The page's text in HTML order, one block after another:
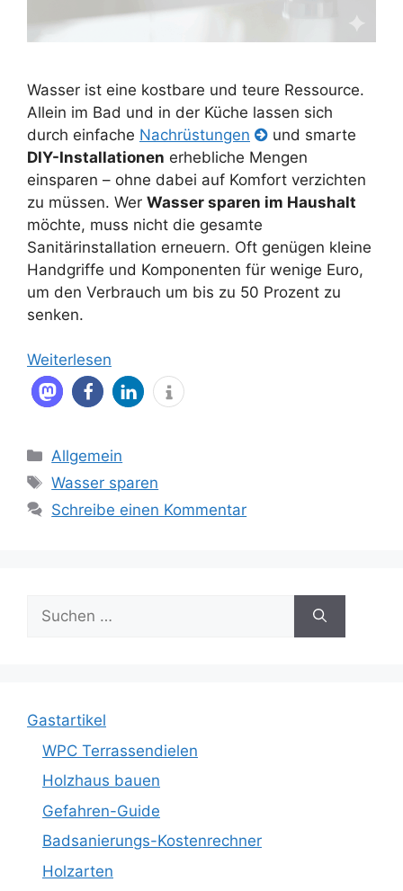
Wasser ist eine kostbare und teure Ressource.
Allein im Bad und in der Küche lassen sich
durch einfache Nachrüstungen
und smarte
DIY-Installationen erhebliche Mengen
einsparen – ohne dabei auf Komfort verzichten
zu müssen. Wer Wasser sparen im Haushalt
möchte, muss nicht die gesamte
Sanitärinstallation erneuern. Oft genügen kleine
Handgriffe und Komponenten für wenige Euro,
um den Verbrauch um bis zu 50 Prozent zu
senken.
Weiterlesen
Kategorien
Allgemein
Schlagwörter
Wasser sparen
Schreibe einen Kommentar
Suche
nach:
Gastartikel
WPC Terrassendielen
Holzhaus bauen
Gefahren-Guide
Badsanierungs-Kostenrechner
Holzarten